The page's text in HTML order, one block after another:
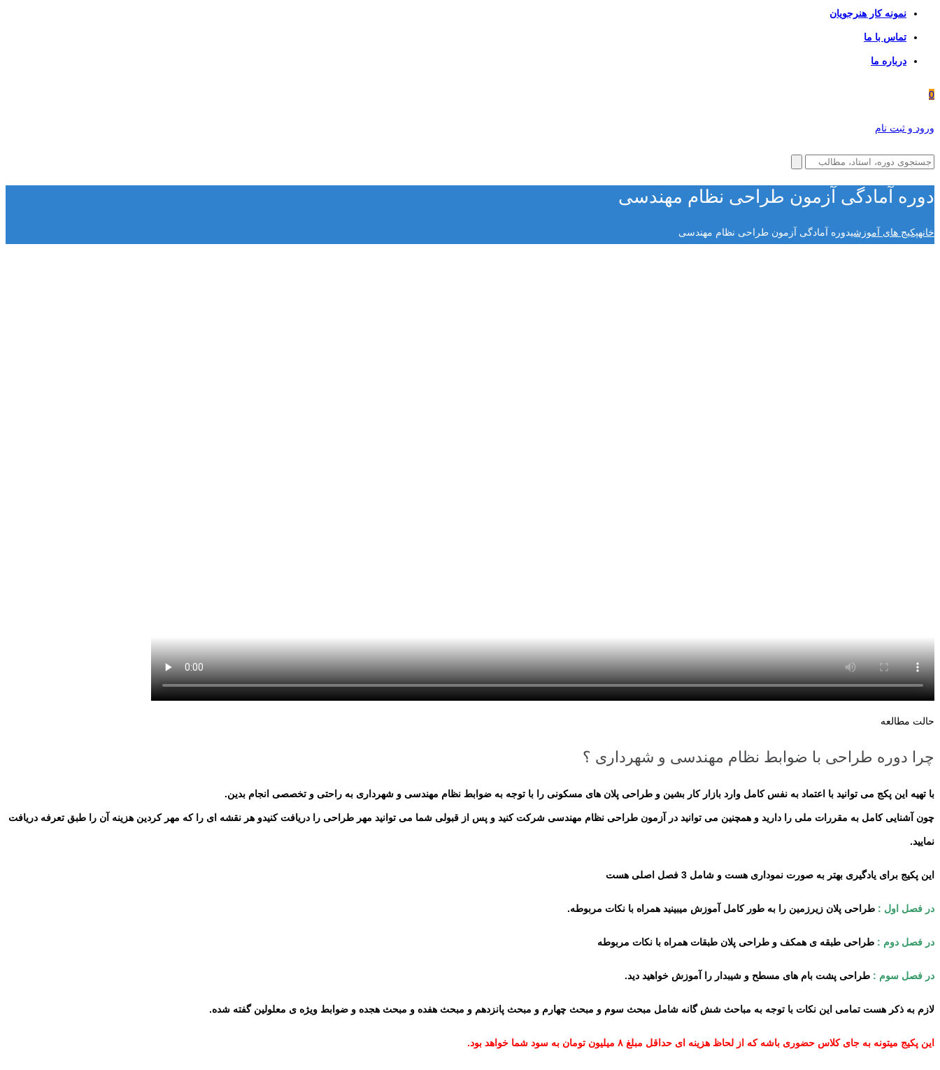
نمونه کار هنرجویان
تماس با ما
درباره ما
0
ورود و ثبت نام
دوره آمادگی آزمون طراحی نظام مهندسی
خانهپکیج های آموزشیدوره آمادگی آزمون طراحی نظام مهندسی
حالت مطالعه
چرا دوره طراحی با ضوابط نظام مهندسی و شهرداری ؟
با تهیه این پکج می توانید با اعتماد به نفس کامل وارد بازار کار بشین و طراحی پلان های مسکونی را با توجه به ضوابط نظام مهندسی و شهرداری به راحتی و تخصصی انجام بدین.
چون آشنایی کامل به مقررات ملی را دارید و همچنین می توانید در آزمون طراحی نظام مهندسی شرکت کنید و پس از قبولی شما می توانید مهر طراحی را دریافت کنیدو هر نقشه ای را که مهر کردین هزینه آن را طبق تعرفه دریافت
نمایید.
این پکیج برای یادگیری بهتر به صورت نموداری هست و شامل 3 فصل اصلی هست
در فصل اول : طراحی پلان زیرزمین را به طور کامل آموزش میبینید همراه با نکات مربوطه.
در فصل دوم : طراحی طبقه ی همکف و طراحی پلان طبقات همراه با نکات مربوطه
در فصل سوم : طراحی پشت بام های مسطح و شیبدار را آموزش خواهید دید.
لازم به ذکر هست تمامی این نکات با توجه به مباحث شش گانه شامل مبحث سوم و مبحث چهارم و مبحث پانزدهم و مبحث هفده و مبحث هجده و ضوابط ویژه ی معلولین گفته شده.
این پکیج میتونه به جای کلاس حضوری باشه که از لحاظ هزینه ای حداقل مبلغ ۸ میلیون تومان به سود شما خواهد بود.